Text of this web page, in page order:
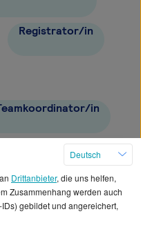
Registrator/in
in
Deutsch
Drittanbieter, die uns helfen,
Zusammenhang werden auch
gebildet und angereichert,